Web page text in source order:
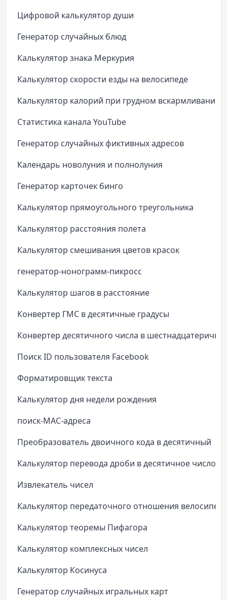
Цифровой калькулятор души
Генератор случайных блюд
Калькулятор знака Меркурия
Калькулятор скорости езды на велосипеде
Калькулятор калорий при грудном вскармливании
Статистика канала YouTube
Генератор случайных фиктивных адресов
Календарь новолуния и полнолуния
Генератор карточек бинго
Калькулятор прямоугольного треугольника
Калькулятор расстояния полета
Калькулятор смешивания цветов красок
генератор-нонограмм-пикросс
Калькулятор шагов в расстояние
Конвертер ГМС в десятичные градусы
Конвертер десятичного числа в
Поиск ID пользователя Facebook
Форматировщик текста
Калькулятор дня недели рождения
поиск-MAC-адреса
Преобразователь двоичного кода в десятичный
Калькулятор перевода дроби в десятичное число
Извлекатель чисел
Калькулятор передаточного отношения
Калькулятор теоремы Пифагора
Калькулятор комплексных чисел
Калькулятор Косинуса
Генератор случайных игральных карт